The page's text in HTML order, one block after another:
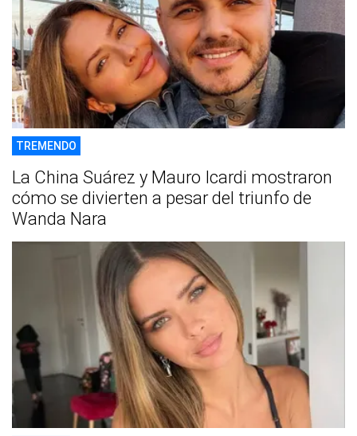
TREMENDO
La China Suárez y Mauro Icardi mostraron
cómo se divierten a pesar del triunfo de
Wanda Nara